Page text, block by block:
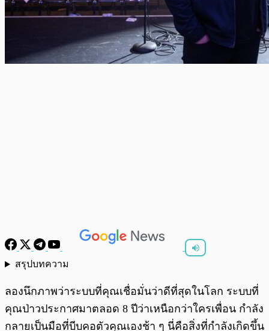
สรุปบทความ
ลองนึกภาพว่าระบบที่คุณเชื่อมั่นว่าดีที่สุดในโลก ระบบที่
คุณป่าวประกาศมาตลอด 8 ปีว่าเหนือกว่าใครเพื่อน กำลัง
กลายเป็นมือที่บีบคอตัวคุณเองช้า ๆ นี่คือสิ่งที่กำลังเกิดขึ้น